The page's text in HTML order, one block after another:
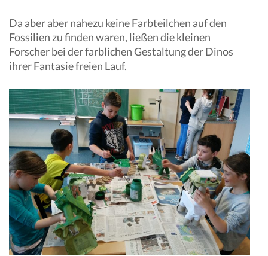
Da aber aber nahezu keine Farbteilchen auf den
Fossilien zu finden waren, ließen die kleinen
Forscher bei der farblichen Gestaltung der Dinos
ihrer Fantasie freien Lauf.